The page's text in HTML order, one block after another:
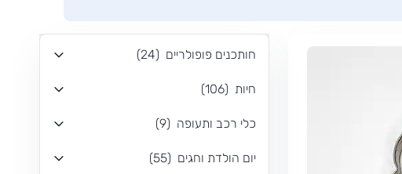
חותכנים פופולריים (
24
)
חיות (
106
)
כלי רכב ותעופה (
9
)
יום הולדת וחגים (
55
)